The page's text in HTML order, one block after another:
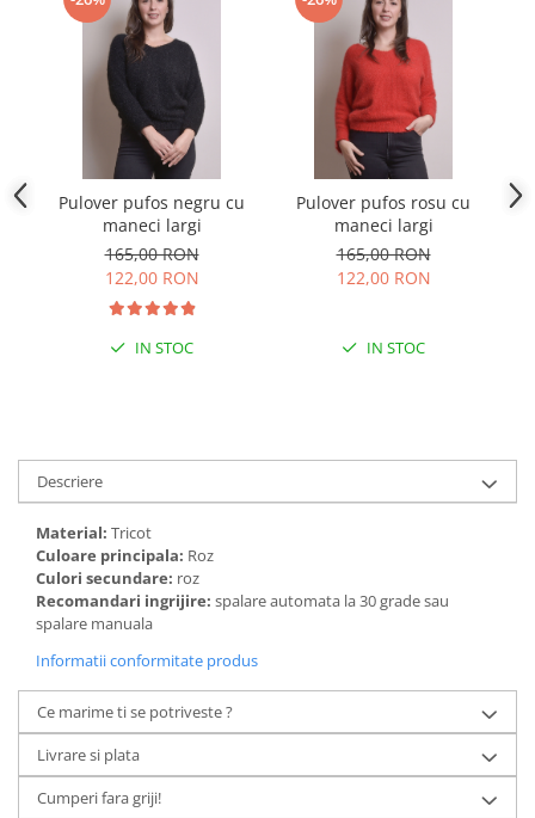
Pulover pufos negru cu
maneci largi
165,00 RON
122,00 RON
IN STOC
Pulover pufos rosu cu
maneci largi
165,00 RON
122,00 RON
IN STOC
Descriere
Material: Tricot
Culoare principala: Roz
Culori secundare: roz
Recomandari ingrijire: spalare automata la 30 grade sau
spalare manuala
Informatii conformitate produs
Ce marime ti se potriveste ?
Livrare si plata
Cumperi fara griji!